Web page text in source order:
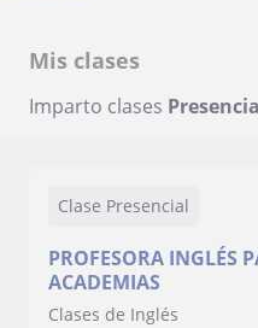
Mis clases
Imparto clases
Clase Presencial
PROFESORA INGLÉS
ACADEMIAS
Clases de Inglés